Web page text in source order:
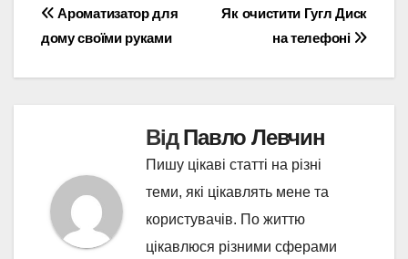
Навігація
записів
Як очистити Гугл Диск
на телефоні
Ароматизатор для
дому своїми руками
ВідПавло Левчин
Пишу цікаві статті на різні
теми, які цікавлять мене та
користувачів. По життю
цікавлюся різними сферами